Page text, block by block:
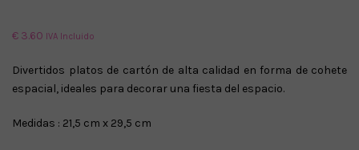
€ 3.60 IVA Incluido
Divertidos platos de cartón de alta calidad en forma de cohete
espacial, ideales para decorar una fiesta del espacio.
Medidas : 21,5 cm x 29,5 cm